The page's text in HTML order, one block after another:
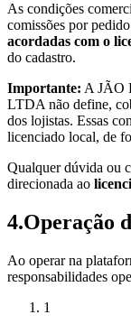
As condições
comissões por
acordadas com o
do cadastro.
Importante: A JÃO
LTDA não define,
dos lojistas. Essas
licenciado local, de
Qualquer dúvida ou
direcionada ao
4.Operação
Ao operar na
responsabilidades
1